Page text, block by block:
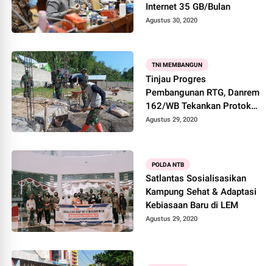
Internet 35 GB/Bulan
Agustus 30, 2020
TNI MEMBANGUN
Tinjau Progres
Pembangunan RTG, Danrem
162/WB Tekankan Protokol
Kesehatan
Agustus 29, 2020
POLDA NTB
Satlantas Sosialisasikan
Kampung Sehat & Adaptasi
Kebiasaan Baru di LEM
Agustus 29, 2020